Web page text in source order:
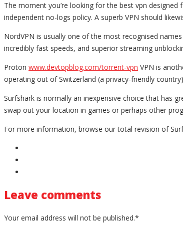
The moment you’re looking for the best vpn
independent no-logs policy. A superb VPN should
NordVPN is usually one of the most recognised
incredibly fast speeds, and superior streaming
Proton www.devtopblog.com/torrent-vpn VPN is
operating out of Switzerland (a privacy-friendly
Surfshark is normally an inexpensive choice that has
swap out your location in games or perhaps other
For more information, browse our total revision of
Leave comments
Your email address will not be published.*